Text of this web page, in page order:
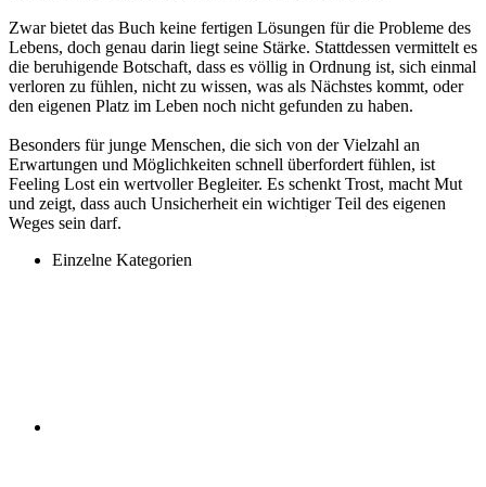
Zwar bietet das Buch keine fertigen Lösungen für die Probleme des
Lebens, doch genau darin liegt seine Stärke. Stattdessen vermittelt es
die beruhigende Botschaft, dass es völlig in Ordnung ist, sich einmal
verloren zu fühlen, nicht zu wissen, was als Nächstes kommt, oder
den eigenen Platz im Leben noch nicht gefunden zu haben.
Besonders für junge Menschen, die sich von der Vielzahl an
Erwartungen und Möglichkeiten schnell überfordert fühlen, ist
Feeling Lost ein wertvoller Begleiter. Es schenkt Trost, macht Mut
und zeigt, dass auch Unsicherheit ein wichtiger Teil des eigenen
Weges sein darf.
Einzelne Kategorien